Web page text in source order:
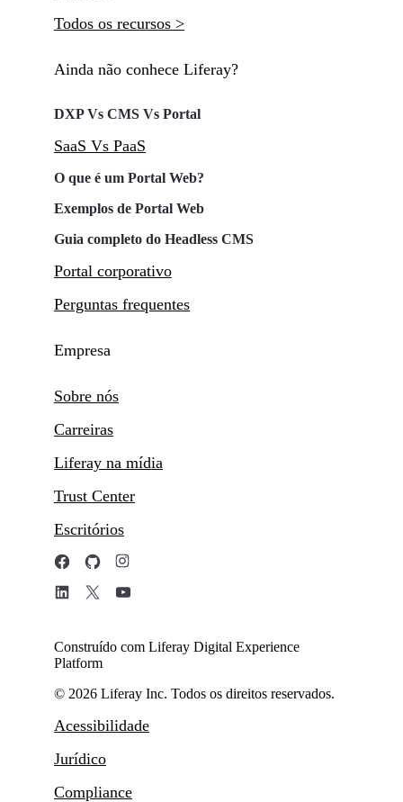
Todos os recursos >
Ainda não conhece Liferay?
DXP Vs CMS Vs Portal
SaaS Vs PaaS
O que é um Portal Web?
Exemplos de Portal Web
Guia completo do Headless CMS
Portal corporativo
Perguntas frequentes
Empresa
Sobre nós
Carreiras
Liferay na mídia
Trust Center
Escritórios
Construído com Liferay Digital Experience
Platform
© 2026 Liferay Inc. Todos os direitos reservados.
Acessibilidade
Jurídico
Compliance